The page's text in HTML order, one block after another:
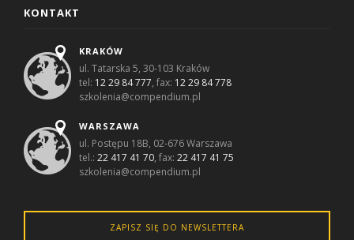
KONTAKT
KRAKÓW
ul. Tatarska 5, 30-103 Kraków
tel: 12 29 84 777, fax: 12 29 84 778
szkolenia@compendium.pl
WARSZAWA
ul. Postępu 18B, 02-676 Warszawa
tel.:22 417 41 70, fax:22 417 41 75
szkolenia@compendium.pl
ZAPISZ SIĘ DO NEWSLETTERA